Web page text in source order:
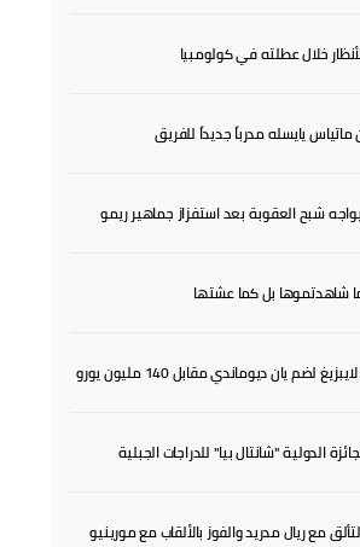
خلال عطلته في كولومبيا
يايسله مدرباً جديداً للفريق
شبح العقوبة بعد استفزاز جماهير ريمو
شاهدتموها بل كما عشتها
لضم يان ديوماندي مقابل 140 مليون يورو
الدولية "شانتال بيا" للدراجات الجبلية
مع ريال مدريد والفوز بالألقاب مع مورينيو